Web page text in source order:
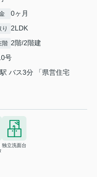
0ヶ月
り 2LDK
階 2階/2階建
号
駅 バス3分 「県営住宅
独立洗面台